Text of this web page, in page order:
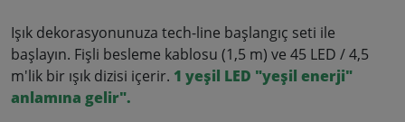
Işık dekorasyonunuza tech-line başlangıç seti ile
başlayın. Fişli besleme kablosu (1,5 m) ve 45 LED / 4,5
m'lik bir ışık dizisi içerir. 1 yeşil LED "yeşil enerji"
anlamına gelir".